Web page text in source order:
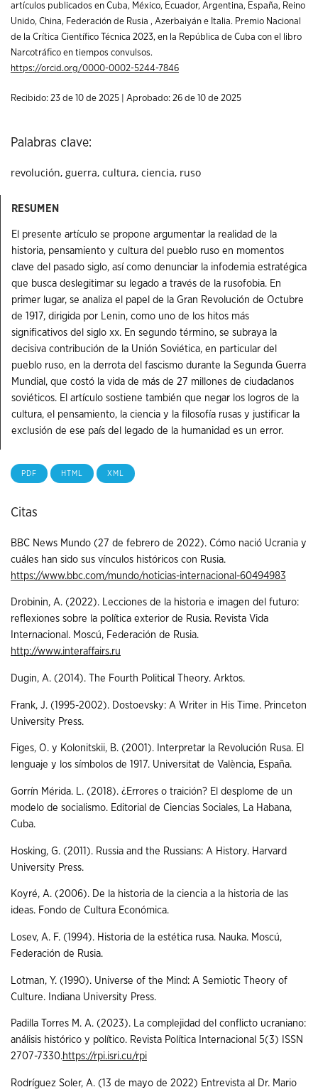
artículos publicados en Cuba, México, Ecuador, Argentina, España, Reino
Unido, China, Federación de Rusia , Azerbaiyán e Italia. Premio Nacional
de la Crítica Científico Técnica 2023, en la República de Cuba con el libro
Narcotráfico en tiempos convulsos.
https://orcid.org/0000-0002-5244-7846
Recibido: 23 de 10 de 2025 | Aprobado: 26 de 10 de 2025
Palabras clave:
revolución, guerra, cultura, ciencia, ruso
RESUMEN
El presente artículo se propone argumentar la realidad de la
historia, pensamiento y cultura del pueblo ruso en momentos
clave del pasado siglo, así como denunciar la infodemia estratégica
que busca deslegitimar su legado a través de la rusofobia. En
primer lugar, se analiza el papel de la Gran Revolución de Octubre
de 1917, dirigida por Lenin, como uno de los hitos más
significativos del siglo xx. En segundo término, se subraya la
decisiva contribución de la Unión Soviética, en particular del
pueblo ruso, en la derrota del fascismo durante la Segunda Guerra
Mundial, que costó la vida de más de 27 millones de ciudadanos
soviéticos. El artículo sostiene también que negar los logros de la
cultura, el pensamiento, la ciencia y la filosofía rusas y justificar la
exclusión de ese país del legado de la humanidad es un error.
PDF HTML XML
Citas
BBC News Mundo (27 de febrero de 2022). Cómo nació Ucrania y
cuáles han sido sus vínculos históricos con Rusia.
https://www.bbc.com/mundo/noticias-internacional-60494983
Drobinin, A. (2022). Lecciones de la historia e imagen del futuro:
reflexiones sobre la política exterior de Rusia. Revista Vida
Internacional. Moscú, Federación de Rusia.
http://www.interaffairs.ru
Dugin, A. (2014). The Fourth Political Theory. Arktos.
Frank, J. (1995-2002). Dostoevsky: A Writer in His Time. Princeton
University Press.
Figes, O. y Kolonitskii, B. (2001). Interpretar la Revolución Rusa. El
lenguaje y los símbolos de 1917. Universitat de València, España.
Gorrín Mérida. L. (2018). ¿Errores o traición? El desplome de un
modelo de socialismo. Editorial de Ciencias Sociales, La Habana,
Cuba.
Hosking, G. (2011). Russia and the Russians: A History. Harvard
University Press.
Koyré, A. (2006). De la historia de la ciencia a la historia de las
ideas. Fondo de Cultura Económica.
Losev, A. F. (1994). Historia de la estética rusa. Nauka. Moscú,
Federación de Rusia.
Lotman, Y. (1990). Universe of the Mind: A Semiotic Theory of
Culture. Indiana University Press.
Padilla Torres M. A. (2023). La complejidad del conflicto ucraniano:
análisis histórico y político. Revista Política Internacional 5(3) ISSN
2707-7330.https://rpi.isri.cu/rpi
Rodríguez Soler, A. (13 de mayo de 2022) Entrevista al Dr. Mario